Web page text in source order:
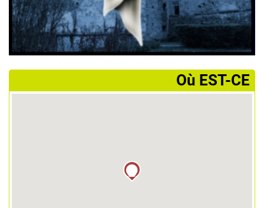
­Où EST-CE